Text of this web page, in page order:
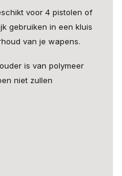
voor 4 pistolen of
gebruiken in een kluis
van je wapens.
is van polymeer
niet zullen